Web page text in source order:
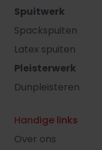
Spuitwerk
Spackspuiten
Latex spuiten
Pleisterwerk
Dunpleisteren
Handige links
Over ons